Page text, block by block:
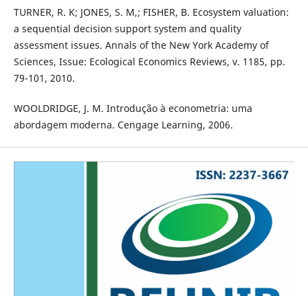
TURNER, R. K; JONES, S. M,; FISHER, B. Ecosystem valuation:
a sequential decision support system and quality
assessment issues. Annals of the New York Academy of
Sciences, Issue: Ecological Economics Reviews, v. 1185, pp.
79-101, 2010.
WOOLDRIDGE, J. M. Introdução à econometria: uma
abordagem moderna. Cengage Learning, 2006.